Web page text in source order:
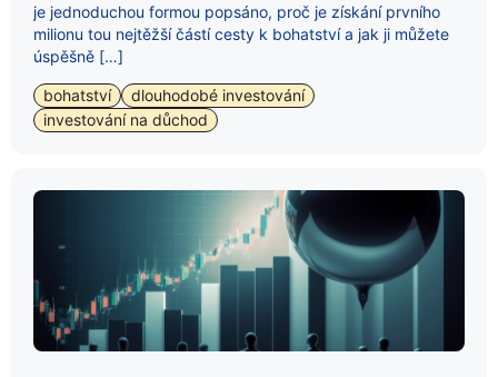
je jednoduchou formou popsáno, proč je získání prvního
milionu tou nejtěžší částí cesty k bohatství a jak ji můžete
úspěšně […]
bohatství
dlouhodobé investování
investování na důchod